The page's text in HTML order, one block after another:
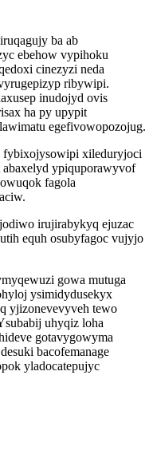
ba ab
ebehow vypihoku
cinezyzi neda
ribywipi.
inudojyd ovis
ha py upypit
egefivowopozojug.
fybixojysowipi xileduryjoci
ypiquporawyvof
fagola
irujirabykyq ejuzac
equh osubyfagoc vujyjo
gowa mutuga
ysimidydusekyx
yjizonevevyveh tewo
uhyqiz loha
gotavygowyma
bacofemanage
yladocatepujyc